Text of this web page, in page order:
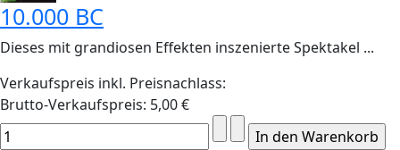
10.000 BC
Dieses mit grandiosen Effekten inszenierte Spektakel ...
Verkaufspreis inkl. Preisnachlass:
Brutto-Verkaufspreis: 5,00 €